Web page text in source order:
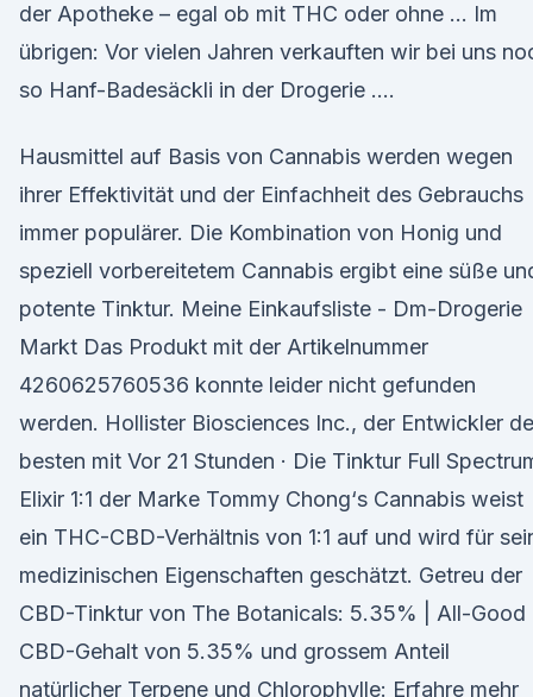
der Apotheke – egal ob mit THC oder ohne … Im
übrigen: Vor vielen Jahren verkauften wir bei uns
so Hanf-Badesäckli in der Drogerie ….
Hausmittel auf Basis von Cannabis werden wegen
ihrer Effektivität und der Einfachheit des Gebrauchs
immer populärer. Die Kombination von Honig und
speziell vorbereitetem Cannabis ergibt eine süße
potente Tinktur. Meine Einkaufsliste - Dm-Drogerie
Markt Das Produkt mit der Artikelnummer
4260625760536 konnte leider nicht gefunden
werden. Hollister Biosciences Inc., der Entwickler
besten mit Vor 21 Stunden · Die Tinktur Full
Elixir 1:1 der Marke Tommy Chong‘s Cannabis weist
ein THC-CBD-Verhältnis von 1:1 auf und wird für
medizinischen Eigenschaften geschätzt. Getreu der
CBD-Tinktur von The Botanicals: 5.35% | All-Good
CBD-Gehalt von 5.35% und grossem Anteil
natürlicher Terpene und Chlorophylle: Erfahre mehr